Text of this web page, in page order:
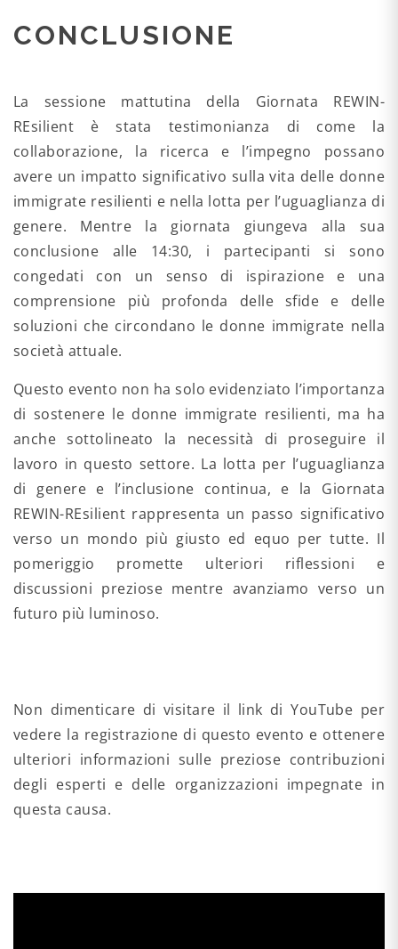
CONCLUSIONE
La sessione mattutina della Giornata REWIN-
REsilient è stata testimonianza di come la
collaborazione, la ricerca e l’impegno possano
avere un impatto significativo sulla vita delle donne
immigrate resilienti e nella lotta per l’uguaglianza di
genere. Mentre la giornata giungeva alla sua
conclusione alle 14:30, i partecipanti si sono
congedati con un senso di ispirazione e una
comprensione più profonda delle sfide e delle
soluzioni che circondano le donne immigrate nella
società attuale.
Questo evento non ha solo evidenziato l’importanza
di sostenere le donne immigrate resilienti, ma ha
anche sottolineato la necessità di proseguire il
lavoro in questo settore. La lotta per l’uguaglianza
di genere e l’inclusione continua, e la Giornata
REWIN-REsilient rappresenta un passo significativo
verso un mondo più giusto ed equo per tutte. Il
pomeriggio promette ulteriori riflessioni e
discussioni preziose mentre avanziamo verso un
futuro più luminoso.
Non dimenticare di visitare il link di YouTube per
vedere la registrazione di questo evento e ottenere
ulteriori informazioni sulle preziose contribuzioni
degli esperti e delle organizzazioni impegnate in
questa causa.